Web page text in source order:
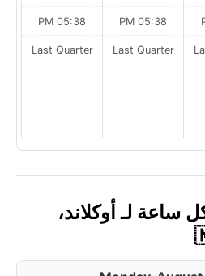
05:38 PM
Last Quarter
05:38 PM
Last Quarter
لـ أوكلاند،